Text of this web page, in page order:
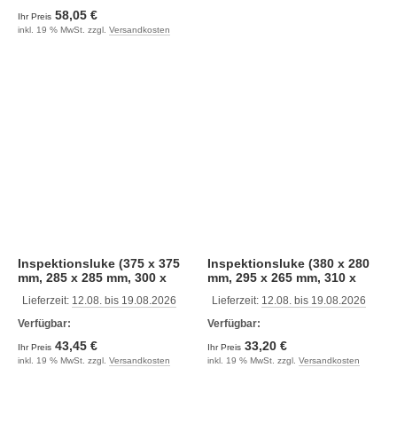
Ihr Preis 58,05 €
inkl. 19 % MwSt. zzgl. Versandkosten
Inspektionsluke (375 x 375
mm, 285 x 285 mm, 300 x
Lieferzeit: 12.08. bis 19.08.2026
Verfügbar:
Ihr Preis 43,45 €
inkl. 19 % MwSt. zzgl. Versandkosten
Inspektionsluke (380 x 280
mm, 295 x 265 mm, 310 x
Lieferzeit: 12.08. bis 19.08.2026
Verfügbar:
Ihr Preis 33,20 €
inkl. 19 % MwSt. zzgl. Versandkosten